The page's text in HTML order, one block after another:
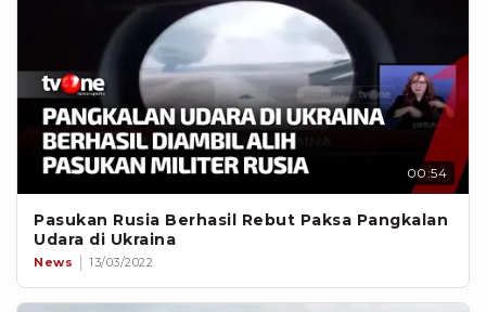
00:54
Pasukan Rusia Berhasil Rebut Paksa Pangkalan
Udara di Ukraina
News 13/03/2022